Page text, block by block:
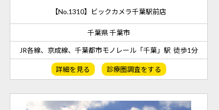
【No.1310】ビックカメラ千葉駅前店
千葉県 千葉市
JR各線、京成線、千葉都市モノレール「千葉」駅 徒歩1分
詳細を見る 診療圏調査をする